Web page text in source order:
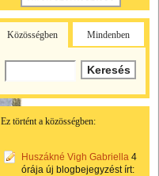
Közösségben Mindenben
Ez történt a közösségben:
Huszákné Vigh Gabriella 4
órája új blogbejegyzést írt: